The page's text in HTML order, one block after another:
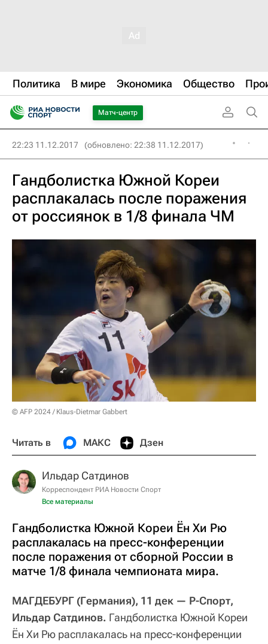
Политика В мире Экономика Общество
Матч-центр
22:23 11.12.2017 (обновлено: 22:38 11.12.2017)
Гандболистка Южной Кореи
расплакалась после поражения
от россиянок в 1/8 финала ЧМ
© AFP 2024 / Klaus-Dietmar Gabbert
Читать в МАКС Дзен
Ильдар Сатдинов
Корреспондент РИА Новости Спорт
Все материалы
Гандболистка Южной Кореи Ён Хи Рю
расплакалась на пресс-конференции
после поражения от сборной России в
матче 1/8 финала чемпионата мира.
МАГДЕБУРГ (Германия), 11 дек — Р-Спорт,
Ильдар Сатдинов. Гандболистка Южной Кореи
Ён Хи Рю расплакалась на пресс-конференции